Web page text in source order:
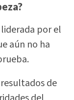
liderada por el
aún no ha
de